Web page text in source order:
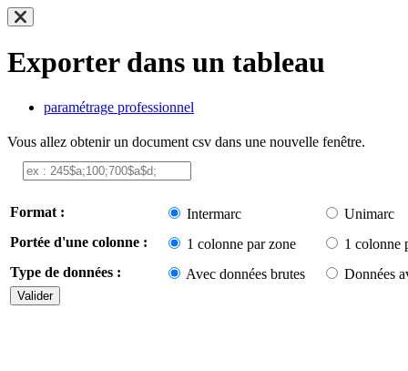
Exporter dans un tableau
paramétrage professionnel
Vous allez obtenir un document csv dans une nouvelle fenêtre.
Format : Intermarc
Unimarc
Portée d'une colonne :
1 colonne par zone
1 colonne
Type de données :
Avec données brutes Données